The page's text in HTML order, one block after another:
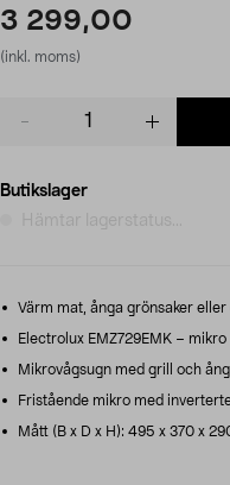
3 299,00
(inkl. moms)
Butikslager
Hämtar lagerstatus...
Värm mat, ånga grönsaker
Electrolux EMZ729EMK –
Mikrovågsugn med grill och
Fristående mikro med
Mått (B x D x H): 495 x 370 x